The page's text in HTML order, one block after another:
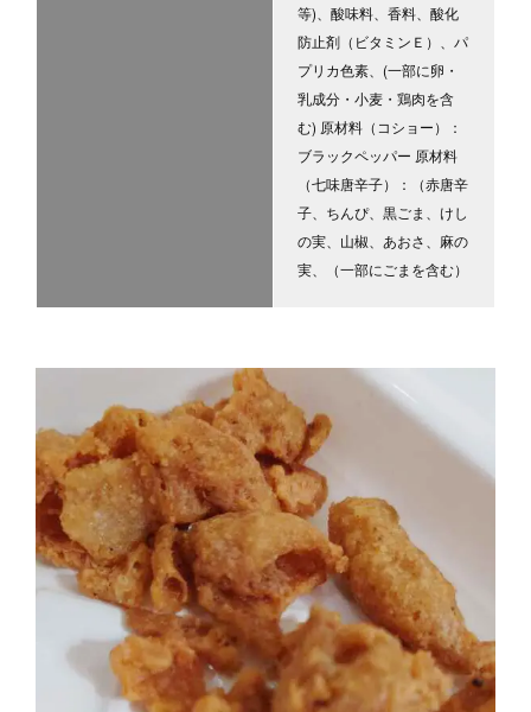
等)、酸味料、香料、酸化
防止剤（ビタミンＥ）、パ
プリカ色素、(一部に卵・
乳成分・小麦・鶏肉を含
む) 原材料（コショー）：
ブラックペッパー 原材料
（七味唐辛子）：（赤唐辛
子、ちんぴ、黒ごま、けし
の実、山椒、あおさ、麻の
実、（一部にごまを含む）